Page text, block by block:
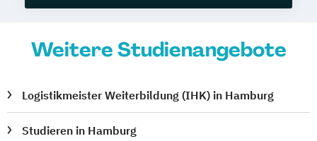
Weitere Studienangebote
Logistikmeister Weiterbildung (IHK) in Hamburg
Studieren in Hamburg